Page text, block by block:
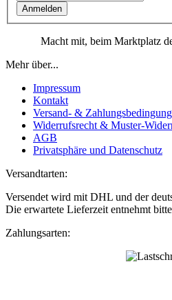
Anmelden
Macht mit, beim Marktplatz
Mehr über...
Impressum
Kontakt
Versand- &
Widerrufsrecht & Muster-
AGB
Privatsphäre und Datenschutz
Versandtarten:
Versendet wird mit DHL und der
Die erwartete Lieferzeit entnehmt
Zahlungsarten: